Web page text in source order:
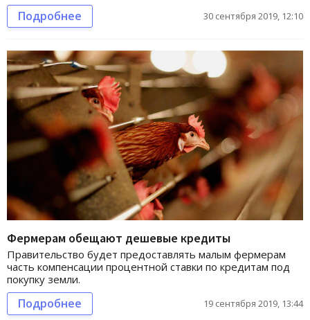
Подробнее 30 сентября 2019, 12:10
Фермерам обещают дешевые кредиты
Правительство будет предоставлять малым фермерам
часть компенсации процентной ставки по кредитам под
покупку земли.
Подробнее 19 сентября 2019, 13:44